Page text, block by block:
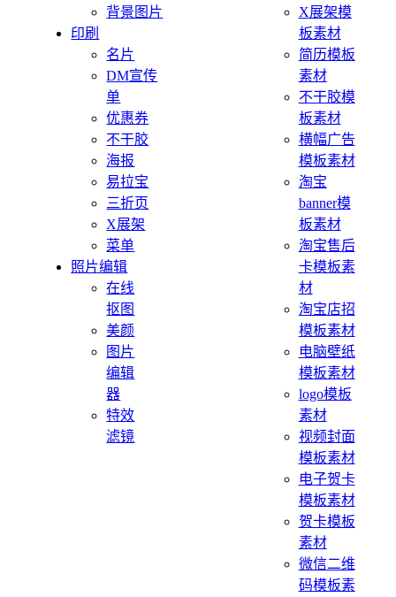
背景图片
印刷
名片
DM宣传
单
优惠券
不干胶
海报
易拉宝
三折页
X展架
菜单
照片编辑
在线
抠图
美颜
图片
编辑
器
特效
滤镜
X展架模
板素材
简历模板
素材
不干胶模
板素材
横幅广告
模板素材
淘宝
banner模
板素材
淘宝售后
卡模板素
材
淘宝店招
模板素材
电脑壁纸
模板素材
logo模板
素材
视频封面
模板素材
电子贺卡
模板素材
贺卡模板
素材
微信二维
码模板素